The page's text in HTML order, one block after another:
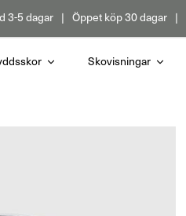
3-5 dagar Öppet köp 30 dagar
Skovisningar